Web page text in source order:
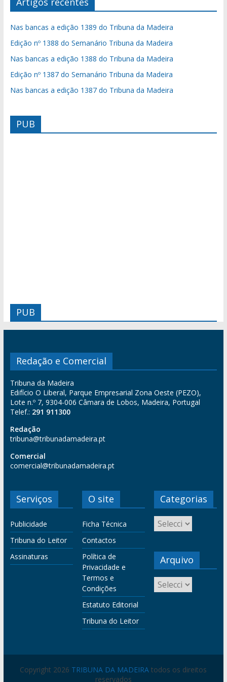
Nas bancas a edição 1389 do Tribuna da Madeira
Edição nº 1388 do Semanário Tribuna da Madeira
Nas bancas a edição 1388 do Tribuna da Madeira
Edição nº 1387 do Semanário Tribuna da Madeira
Nas bancas a edição 1387 do Tribuna da Madeira
PUB
PUB
Redação e Comercial
Tribuna da Madeira
Edifício O Liberal, Parque Empresarial Zona Oeste (PEZO),
Lote n.º 7, 9304-006 Câmara de Lobos, Madeira, Portugal
Telef.: 291 911300
Redação
tribuna@tribunadamadeira.pt
Comercial
comercial@tribunadamadeira.pt
Serviços
Publicidade
Tribuna do Leitor
Assinaturas
O site
Ficha Técnica
Contactos
Política de
Privacidade e
Termos e
Condições
Estatuto Editorial
Tribuna do Leitor
Categorias
Arquivo
Copyright 2026 TRIBUNA DA MADEIRA todos os direitos
reservados